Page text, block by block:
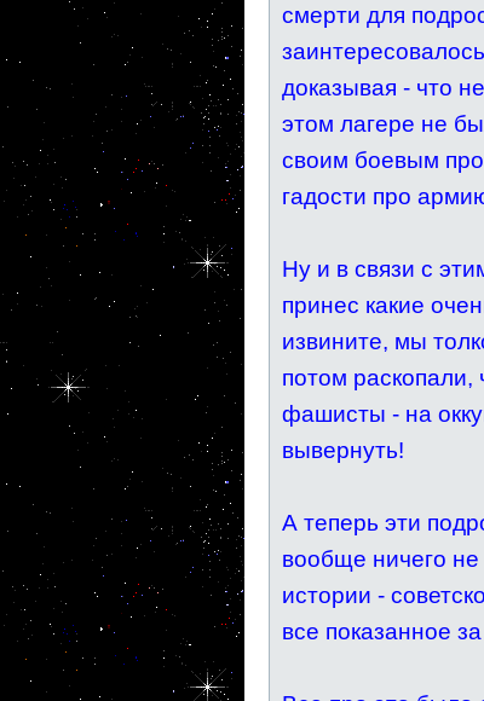
смерти для
доказывая - что
этом лагере не
своим боевым
гадости про
Ну и в связи с
принес какие
извините, мы
потом раскопали,
фашисты - на
вывернуть!
А теперь эти
вообще ничего
истории -
все показанное